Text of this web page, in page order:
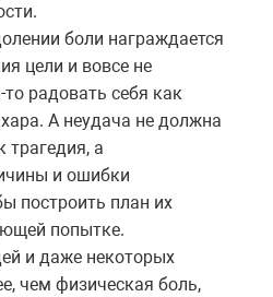
боли награждается
цели и вовсе не
радовать себя как
А неудача не должна
трагедия, а
и ошибки
построить план их
попытке.
и даже некоторых
чем физическая боль,